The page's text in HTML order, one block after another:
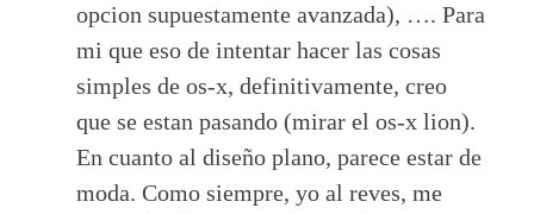
opcion supuestamente avanzada), …. Para
mi que eso de intentar hacer las cosas
simples de os-x, definitivamente, creo
que se estan pasando (mirar el os-x lion).
En cuanto al diseño plano, parece estar de
moda. Como siempre, yo al reves, me